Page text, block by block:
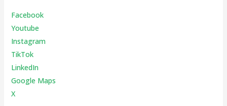
Facebook
Youtube
Instagram
TikTok
LinkedIn
Google Maps
X